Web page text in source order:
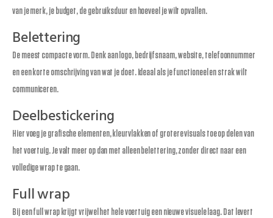
van je merk, je budget, de gebruiksduur en hoeveel je wilt opvallen.
Belettering
De meest compacte vorm. Denk aan logo, bedrijfsnaam, website, telefoonnummer
en een korte omschrijving van wat je doet. Ideaal als je functioneel en strak wilt
communiceren.
Deelbestickering
Hier voeg je grafische elementen, kleurvlakken of grotere visuals toe op delen van
het voertuig. Je valt meer op dan met alleen belettering, zonder direct naar een
volledige wrap te gaan.
Full wrap
Bij een full wrap krijgt vrijwel het hele voertuig een nieuwe visuele laag. Dat levert